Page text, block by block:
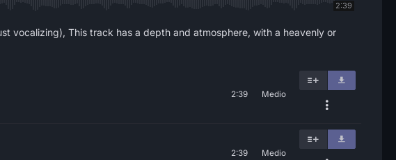
2:39
vocalizing), This track has a depth and atmosphere, with a heavenly or
2:39 Medio
2:39 Medio